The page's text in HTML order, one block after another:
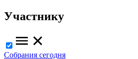
Участнику
Собрания сегодня